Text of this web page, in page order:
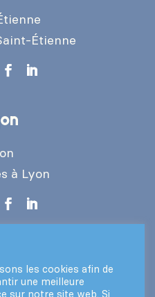
Étienne
à Lyon
les cookies afin de
une meilleure
sur notre site web. Si